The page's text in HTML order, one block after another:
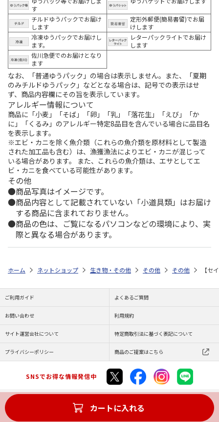
す
チルドゆうパックでお届け
します
定形外郵便(簡易書留)でお届
けします
冷凍ゆうパックでお届けし
ます。
レターパックライトでお届け
します
佐川急便でのお届けとなり
ます
なお、「普通ゆうパック」の場合は表示しません。また、「夏期
のみチルドゆうパック」などとなる場合は、記号での表示はせ
ず、商品内容欄にその旨を表示しています。
アレルギー情報について
商品に「小麦」「そば」「卵」「乳」「落花生」「えび」「か
に」「くるみ」のアレルギー特定8品目を含んでいる場合に品目名
を表示します。
※エビ・カニを除く魚介類（これらの魚介類を原材料として製造
された加工品も含む）は、漁獲漁法によりエビ・カニが混じって
いる場合があります。 また、これらの魚介類は、エサとしてエ
ビ・カニを食べている可能性があります。
その他
商品写真はイメージです。
商品内容として記載されていない「小道具類」はお届け
する商品に含まれておりません。
商品の色は、ご覧になるパソコンなどの環境により、実
際と異なる場合があります。
カートに入れる
ホーム ネットショップ 生き物・その他 その他 その他 【セ
ご利用ガイド よくあるご質問
お問い合わせ 利用規約
サイト運営会社について 特定商取引法に基づく表記について
プライバシーポリシー 商品のご提案はこちら
SNSでお得な情報発信中